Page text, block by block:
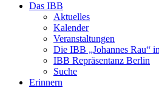
Das IBB
Aktuelles
Kalender
Veranstaltungen
Die IBB „Johannes Rau“
IBB Repräsentanz Berlin
Suche
Erinnern